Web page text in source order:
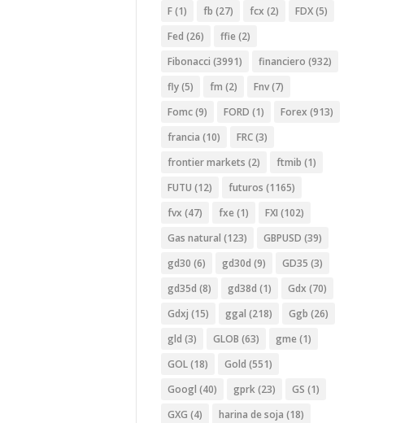
F(1) fb (27) fcx (2) FDX(5)
Fed (26) ffie (2)
Fibonacci (3991) financiero (932)
fly(5) fm (2) Fnv(7)
Fomc(9) FORD (1) Forex (913)
francia (10) FRC(3)
frontier markets (2) ftmib (1)
FUTU (12) futuros (1165)
fvx (47) fxe (1) FXI (102)
Gas natural (123) GBPUSD (39)
gd30 (6) gd30d (9) GD35 (3)
gd35d (8) gd38d (1) Gdx (70)
Gdxj (15) ggal (218) Ggb (26)
gld (3) GLOB (63) gme (1)
GOL(18) Gold (551)
Googl (40) gprk(23) GS (1)
GXG (4) harina de soja (18)